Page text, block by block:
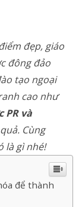
đẹp, giáo
đông đảo
tạo ngoại
cao như
PR và
Cùng
là gì nhé!
để thành